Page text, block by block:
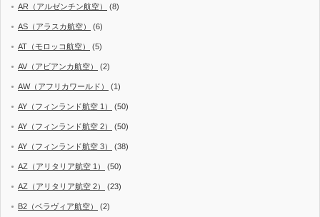
AR（アルゼンチン航空） (8)
AS（アラスカ航空） (6)
AT（モロッコ航空） (5)
AV（アビアンカ航空） (2)
AW（アフリカワールド） (1)
AY（フィンランド航空 1） (50)
AY（フィンランド航空 2） (50)
AY（フィンランド航空 3） (38)
AZ（アリタリア航空 1） (50)
AZ（アリタリア航空 2） (23)
B2（ベラヴィア航空） (2)